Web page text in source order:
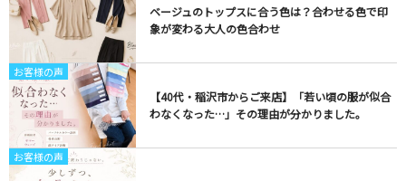
ベージュのトップスに合う色は？合わせる色で印
象が変わる大人の色合わせ
お客様の声
【40代・稲沢市からご来店】「若い頃の服が似合
わなくなった…」その理由が分かりました。
お客様の声